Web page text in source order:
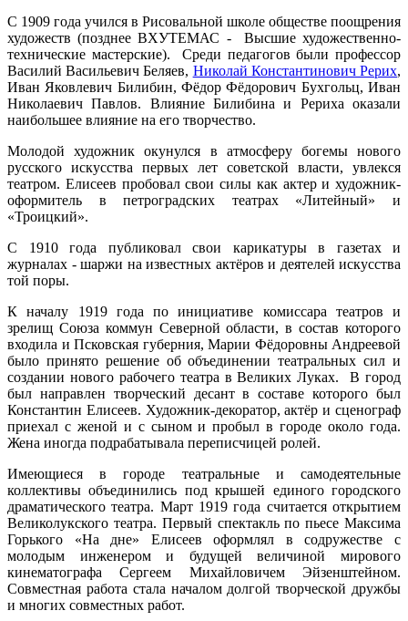
С 1909 года учился в Рисовальной школе обществе поощрения
художеств (позднее ВХУТЕМАС - Высшие художественно-
технические мастерские). Среди педагогов были профессор
Василий Васильевич Беляев, Николай Константинович Рерих,
Иван Яковлевич Билибин, Фёдор Фёдорович Бухгольц, Иван
Николаевич Павлов. Влияние Билибина и Рериха оказали
наибольшее влияние на его творчество.
Молодой художник окунулся в атмосферу богемы нового
русского искусства первых лет советской власти, увлекся
театром. Елисеев пробовал свои силы как актер и художник-
оформитель в петроградских театрах «Литейный» и
«Троицкий».
С 1910 года публиковал свои карикатуры в газетах и
журналах - шаржи на известных актёров и деятелей искусства
той поры.
К началу 1919 года по инициативе комиссара театров и
зрелищ Союза коммун Северной области, в состав которого
входила и Псковская губерния, Марии Фёдоровны Андреевой
было принято решение об объединении театральных сил и
создании нового рабочего театра в Великих Луках. В город
был направлен творческий десант в составе которого был
Константин Елисеев. Художник-декоратор, актёр и сценограф
приехал с женой и с сыном и пробыл в городе около года.
Жена иногда подрабатывала переписчицей ролей.
Имеющиеся в городе театральные и самодеятельные
коллективы объединились под крышей единого городского
драматического театра. Март 1919 года считается открытием
Великолукского театра. Первый спектакль по пьесе Максима
Горького «На дне» Елисеев оформлял в содружестве с
молодым инженером и будущей величиной мирового
кинематографа Сергеем Михайловичем Эйзенштейном.
Совместная работа стала началом долгой творческой дружбы
и многих совместных работ.